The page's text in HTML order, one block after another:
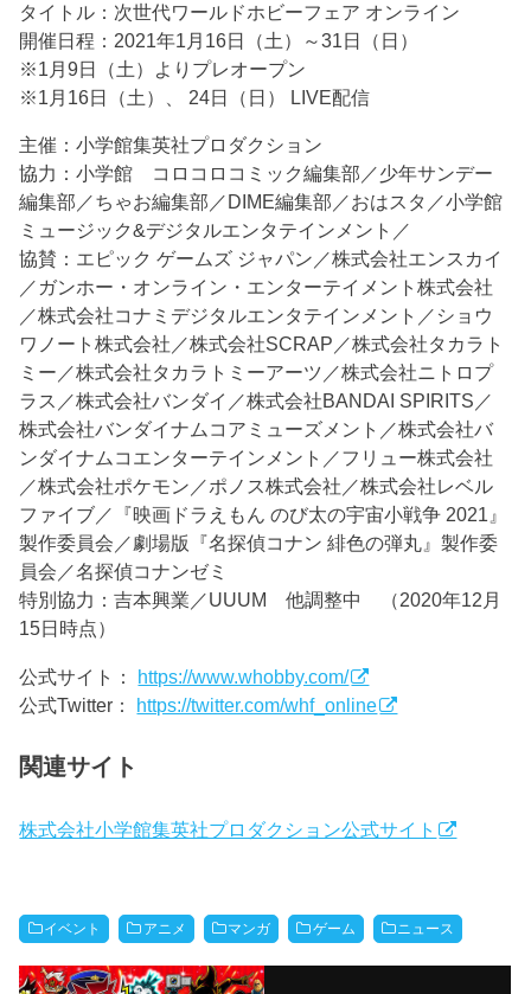
タイトル：次世代ワールドホビーフェア オンライン
開催日程：2021年1月16日（土）～31日（日）
※1月9日（土）よりプレオープン
※1月16日（土）、 24日（日） LIVE配信
主催：小学館集英社プロダクション
協力：小学館 コロコロコミック編集部／少年サンデー
編集部／ちゃお編集部／DIME編集部／おはスタ／小学館
ミュージック&デジタルエンタテインメント／
協賛：エピック ゲームズ ジャパン／株式会社エンスカイ
／ガンホー・オンライン・エンターテイメント株式会社
／株式会社コナミデジタルエンタテインメント／ショウ
ワノート株式会社／株式会社SCRAP／株式会社タカラト
ミー／株式会社タカラトミーアーツ／株式会社ニトロプ
ラス／株式会社バンダイ／株式会社BANDAI SPIRITS／
株式会社バンダイナムコアミューズメント／株式会社バ
ンダイナムコエンターテインメント／フリュー株式会社
／株式会社ポケモン／ポノス株式会社／株式会社レベル
ファイブ／『映画ドラえもん のび太の宇宙小戦争 2021』
製作委員会／劇場版『名探偵コナン 緋色の弾丸』製作委
員会／名探偵コナンゼミ
特別協力：吉本興業／UUUM 他調整中 （2020年12月
15日時点）
公式サイト： https://www.whobby.com/
公式Twitter： https://twitter.com/whf_online
関連サイト
株式会社小学館集英社プロダクション公式サイト
イベント アニメ マンガ ゲーム ニュース